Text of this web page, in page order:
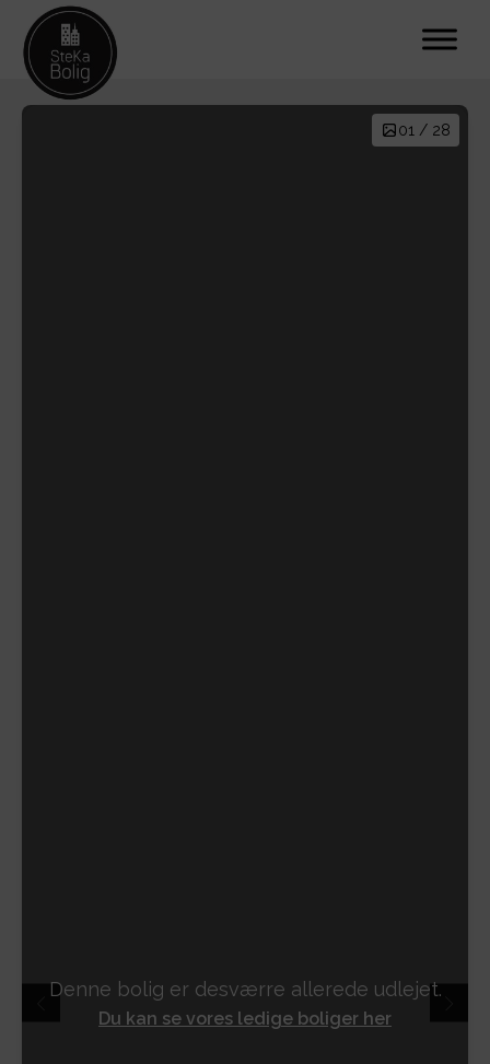
Denne bolig er desværre allerede udlejet.
Du kan se vores ledige boliger her
01 / 28